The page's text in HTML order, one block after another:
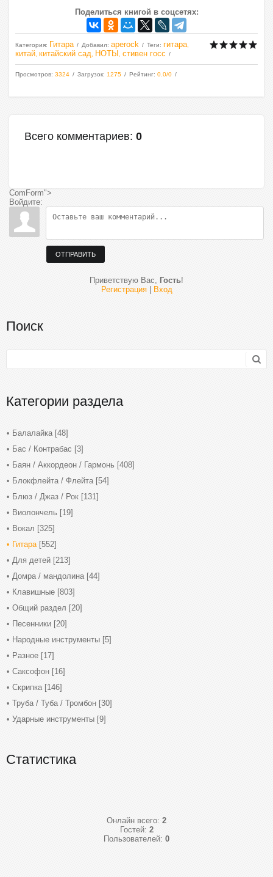
Поделиться книгой в соцсетях:
Категория: Гитара Добавил: aperock Теги: гитара
китай китайский сад НОТЫ стивен госс
Просмотров: 3324 Загрузок: 1275 Рейтинг: 0.0/0
Всего комментариев: 0
ComForm">
Войдите:
ОТПРАВИТЬ
Приветствую Вас, Гость!
Регистрация| Вход
Поиск
Категории раздела
Балалайка [48]
Бас / Контрабас [3]
Баян / Аккордеон / Гармонь [408]
Блокфлейта / Флейта [54]
Блюз / Джаз / Рок [131]
Виолончель [19]
Вокал [325]
Гитара [552]
Для детей [213]
Домра / мандолина [44]
Клавишные [803]
Общий раздел [20]
Песенники [20]
Народные инструменты [5]
Разное [17]
Саксофон [16]
Скрипка [146]
Труба / Туба / Тромбон [30]
Ударные инструменты [9]
Статистика
Онлайн всего: 2
Гостей: 2
Пользователей: 0